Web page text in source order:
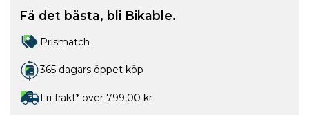
Få det bästa, bli Bikable.
Prismatch
365 dagars öppet köp
Fri frakt* över 799,00 kr